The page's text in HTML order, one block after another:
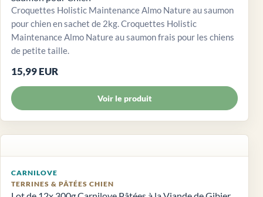
Croquettes Holistic Maintenance Almo Nature au saumon
pour chien en sachet de 2kg. Croquettes Holistic
Maintenance Almo Nature au saumon frais pour les chiens
de petite taille.
15,99 EUR
Voir le produit
CARNILOVE
TERRINES & PÂTÉES CHIEN